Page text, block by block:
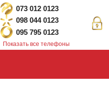
073 012 0123
098 044 0123
095 795 0123
Показать все телефоны